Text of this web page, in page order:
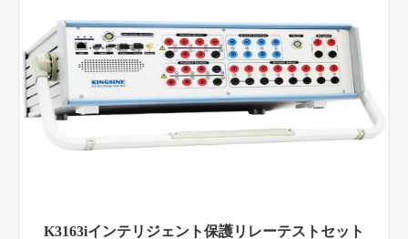
K3163iインテリジェント保護リレーテストセット